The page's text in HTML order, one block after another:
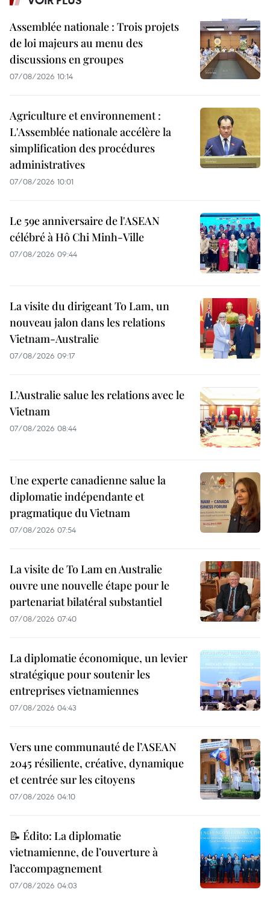
Assemblée nationale : Trois projets
de loi majeurs au menu des
discussions en groupes
07/08/2026 10:14
Agriculture et environnement :
L'Assemblée nationale accélère la
simplification des procédures
administratives
07/08/2026 10:01
Le 59e anniversaire de l'ASEAN
célébré à Hô Chi Minh-Ville
07/08/2026 09:44
La visite du dirigeant To Lam, un
nouveau jalon dans les relations
Vietnam-Australie
07/08/2026 09:17
L’Australie salue les relations avec le
Vietnam
07/08/2026 08:44
Une experte canadienne salue la
diplomatie indépendante et
pragmatique du Vietnam
07/08/2026 07:54
La visite de To Lam en Australie
ouvre une nouvelle étape pour le
partenariat bilatéral substantiel
07/08/2026 07:40
La diplomatie économique, un levier
stratégique pour soutenir les
entreprises vietnamiennes
07/08/2026 04:43
Vers une communauté de l’ASEAN
2045 résiliente, créative, dynamique
et centrée sur les citoyens
07/08/2026 04:10
📝 Édito: La diplomatie
vietnamienne, de l’ouverture à
l’accompagnement
07/08/2026 04:03